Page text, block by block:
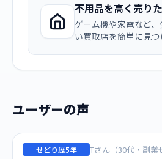
不用品を高く売り
ゲーム機や家電など
い買取店を簡単に見つ
ユーザーの声
せどり歴5年 Tさん（30代・副業